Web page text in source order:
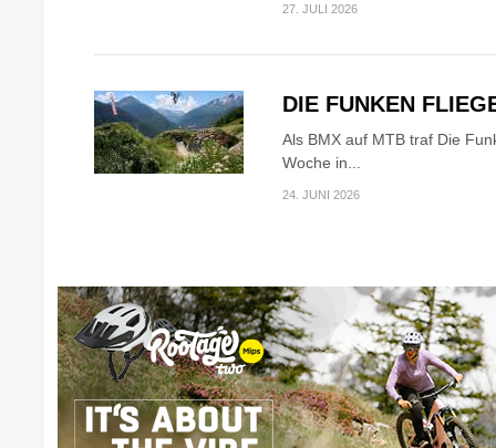
27. JULI 2026
DIE FUNKEN
Als BMX auf MTB traf Die
Woche in...
24. JUNI 2026